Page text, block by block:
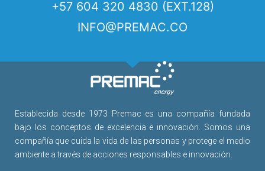
+57 604 320 4830 (EXT.128)
INFO@PREMAC.CO
Establecida desde 1973 Premac es una compañía fundada
bajo los conceptos de excelencia e innovación. Somos una
compañía que cuida la vida de las personas y protege el medio
ambiente a través de acciones responsables e innovación.